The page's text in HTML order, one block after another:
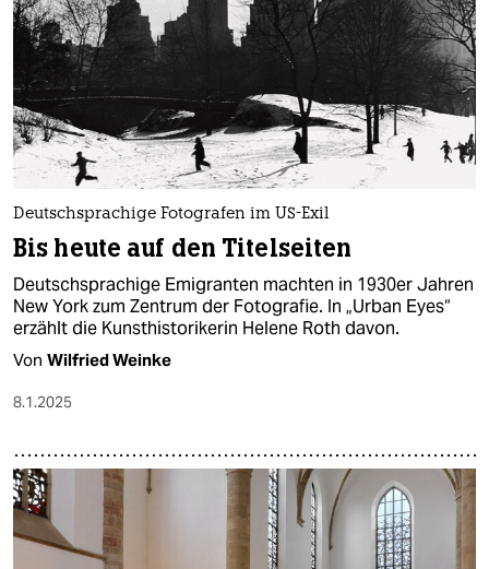
Deutschsprachige Fotografen im US-Exil
Bis heute auf den Titelseiten
Deutschsprachige Emigranten machten in 1930er Jahren
New York zum Zentrum der Fotografie. In „Urban Eyes“
erzählt die Kunsthistorikerin Helene Roth davon.
Von Wilfried Weinke
8.1.2025